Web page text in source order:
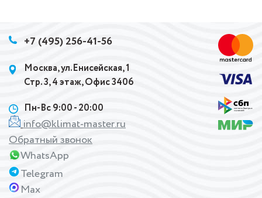
+7 (495) 256-41-56
Москва, ул.Енисейская, 1
Стр. 3, 4 этаж, Офис 3406
Пн-Вс 9:00 - 20:00
info@klimat-master.ru
Обратный звонок
WhatsApp
Telegram
Max